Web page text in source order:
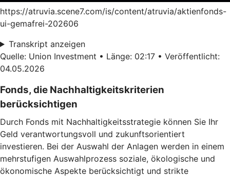
https://atruvia.scene7.com/is/content/atruvia/aktienfonds-
ui-gemafrei-202606
Transkript anzeigen
Quelle: Union Investment • Länge: 02:17 • Veröffentlicht:
04.05.2026
Fonds, die Nachhaltigkeitskriterien
berücksichtigen
Durch Fonds mit Nachhaltigkeitsstrategie können Sie Ihr
Geld verantwortungsvoll und zukunftsorientiert
investieren. Bei der Auswahl der Anlagen werden in einem
mehrstufigen Auswahlprozess soziale, ökologische und
ökonomische Aspekte berücksichtigt und strikte